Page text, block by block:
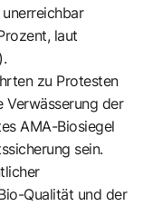
laut
zu Protesten
Verwässerung der
AMA-Biosiegel
sein.
Qualität und der